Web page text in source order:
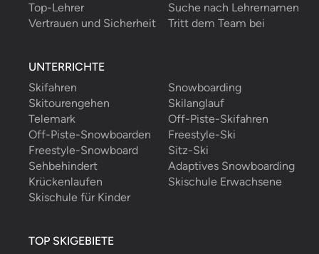
Top-Lehrer
Suche nach Lehrernamen
Vertrauen und Sicherheit
Tritt dem Team bei
UNTERRICHTE
Skifahren
Snowboarding
Skitourengehen
Skilanglauf
Telemark
Off-Piste-Skifahren
Off-Piste-Snowboarden
Freestyle-Ski
Freestyle-Snowboard
Sitz-Ski
Sehbehindert
Adaptives Snowboarding
Krückenlaufen
Skischule Erwachsene
Skischule für Kinder
TOP SKIGEBIETE